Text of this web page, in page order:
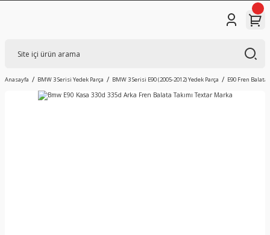
Anasayfa BMW 3 Serisi Yedek Parça BMW 3 Serisi E90 (2005-2012) Yedek Parça E90 Fren